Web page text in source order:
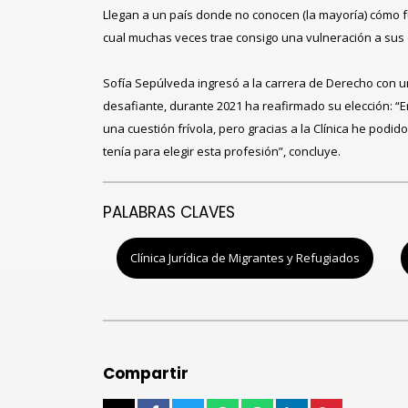
Llegan a un país donde no conocen (la mayoría)
cual muchas veces trae consigo una vulneración a sus
Sofía Sepúlveda ingresó a la carrera de Derecho con
desafiante, durante 2021 ha reafirmado su elección:
una cuestión frívola, pero gracias a la Clínica he
tenía para elegir esta profesión”, concluye.
PALABRAS CLAVES
Clínica Jurídica de Migrantes y Refugiados
Compartir